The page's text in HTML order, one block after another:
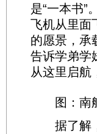
是“一本书”
飞机从里面
的愿景，承
告诉学弟学
从这里启航
图：南航
据了解，